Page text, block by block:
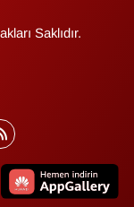
Saklıdır.